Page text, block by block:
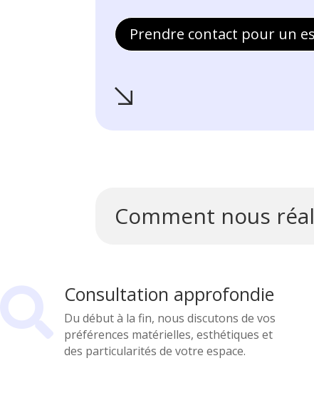
Prendre contact pour un
Comment nous
Consultation approfondie
Du début à la fin, nous discutons de vos
préférences matérielles, esthétiques et
des particularités de votre espace.